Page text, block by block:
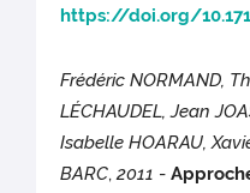
https://doi.org/
Frédéric NORMAND,
LÉCHAUDEL, Jean
Isabelle HOARAU,
BARC,2011 -